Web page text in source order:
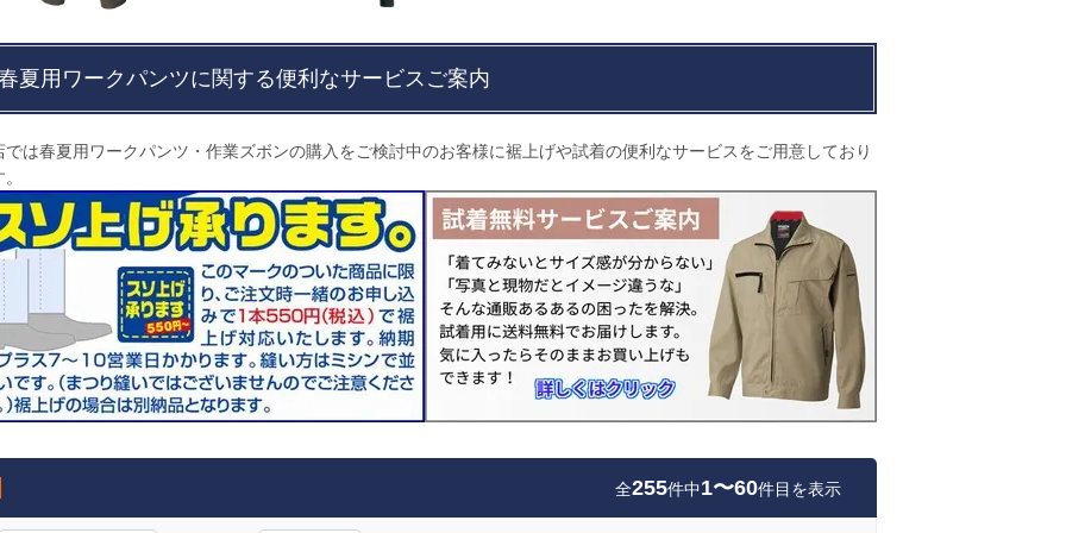
夏用ワークパンツに関する便利なサービスご案内
では春夏用ワークパンツ・作業ズボンの購入をご検討中のお客様に裾上げや試着の便利なサービスをご用意しており
全255件中1〜60件目を表示